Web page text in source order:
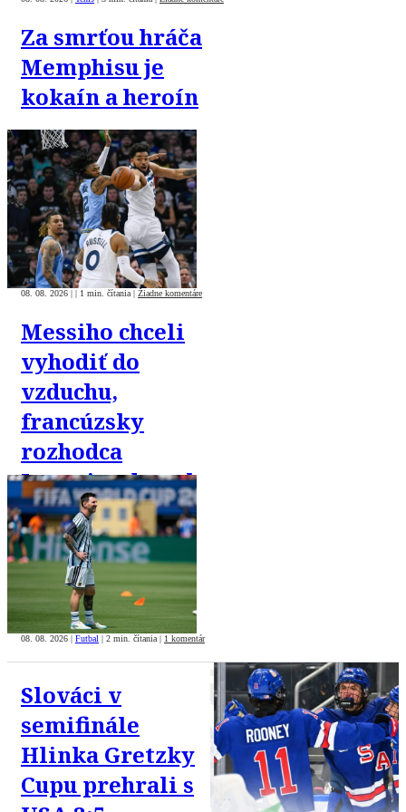
Za smrťou hráča
Memphisu je
kokaín a heroín
08. 08. 2026 | | 1 min. čítania | Žiadne komentáre
Messiho chceli
vyhodiť do
vzduchu,
francúzsky
rozhodca
Letexier dostal
6000
nenávistných
správ
08. 08. 2026 | Futbal | 2 min. čítania | 1 komentár
Slováci v
semifinále
Hlinka Gretzky
Cupu prehrali s